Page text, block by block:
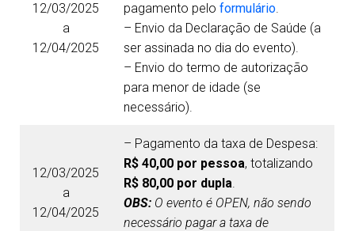
12/03/2025
a
12/04/2025
pagamento pelo formulário.
– Envio da Declaração de Saúde (a
ser assinada no dia do evento).
– Envio do termo de autorização
para menor de idade (se
necessário).
12/03/2025
a
12/04/2025
– Pagamento da taxa de Despesa:
R$ 40,00 por pessoa, totalizando
R$ 80,00 por dupla.
OBS: O evento é OPEN, não sendo
necessário pagar a taxa de